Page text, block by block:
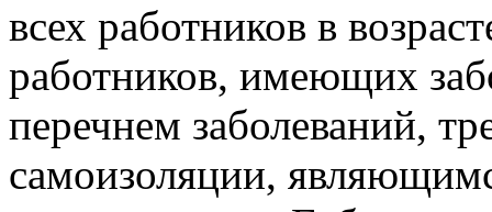
всех работников в
работников, имеющих
перечнем заболеваний,
самоизоляции,